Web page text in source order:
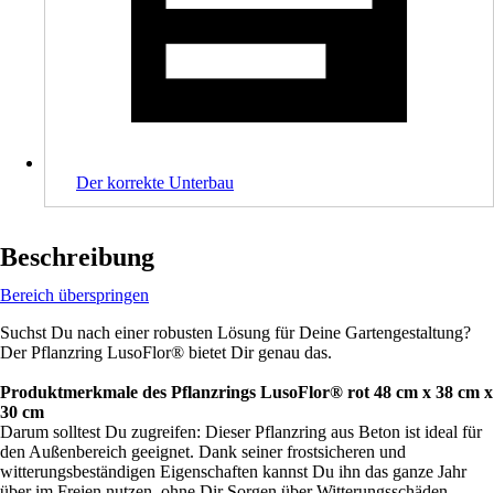
Der korrekte Unterbau
Beschreibung
Bereich überspringen
Suchst Du nach einer robusten Lösung für Deine Gartengestaltung?
Der Pflanzring LusoFlor® bietet Dir genau das.
Produktmerkmale des Pflanzrings LusoFlor® rot 48 cm x 38 cm x
30 cm
Darum solltest Du zugreifen: Dieser Pflanzring aus Beton ist ideal für
den Außenbereich geeignet. Dank seiner frostsicheren und
witterungsbeständigen Eigenschaften kannst Du ihn das ganze Jahr